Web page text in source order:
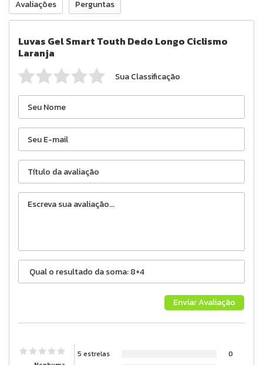
Avaliações Perguntas
Luvas Gel Smart Touth Dedo Longo Ciclismo
Laranja
Sua Classificação
5 estrelas
0